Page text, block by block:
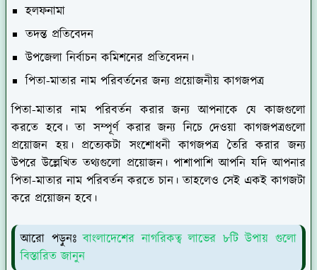
হলফনামা
তদন্ত প্রতিবেদন
উপজেলা নির্বাচন কমিশনের প্রতিবেদন।
পিতা-মাতার নাম পরিবর্তনের জন্য প্রয়োজনীয় কাগজপত্র
পিতা-মাতার নাম পরিবর্তন করার জন্য আপনাকে যে কাজগুলো
করতে হবে। তা সম্পূর্ণ করার জন্য নিচে দেওয়া কাগজপত্রগুলো
প্রয়োজন হয়। প্রত্যেকটা সংশোধনী কাগজপত্র তৈরি করার জন্য
উপরে উল্লেখিত তথ্যগুলো প্রয়োজন। পাশাপাশি আপনি যদি আপনার
পিতা-মাতার নাম পরিবর্তন করতে চান। তাহলেও সেই একই কাগজটা
করে প্রয়োজন হবে।
আরো পড়ুনঃবাংলাদেশের নাগরিকত্ব লাভের ৮টি উপায় গুলো
বিস্তারিত জানুন